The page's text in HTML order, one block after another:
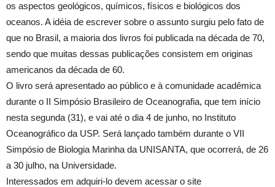
os aspectos geológicos, químicos, físicos e biológicos dos
oceanos. A idéia de escrever sobre o assunto surgiu pelo fato de
que no Brasil, a maioria dos livros foi publicada na década de 70,
sendo que muitas dessas publicações consistem em originas
americanos da década de 60.
O livro será apresentado ao público e à comunidade acadêmica
durante o II Simpósio Brasileiro de Oceanografia, que tem início
nesta segunda (31), e vai até o dia 4 de junho, no Instituto
Oceanográfico da USP. Será lançado também durante o VII
Simpósio de Biologia Marinha da UNISANTA, que ocorrerá, de 26
a 30 julho, na Universidade.
Interessados em adquiri-lo devem acessar o site